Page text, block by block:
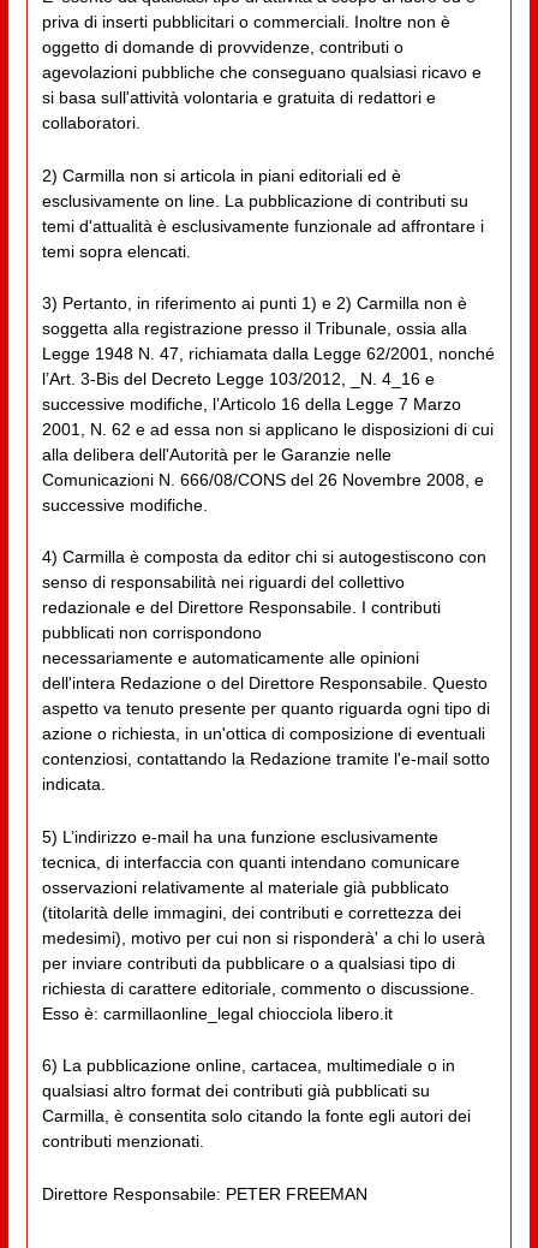
priva di inserti pubblicitari o commerciali. Inoltre non è
oggetto di domande di provvidenze, contributi o
agevolazioni pubbliche che conseguano qualsiasi ricavo e
si basa sull'attività volontaria e gratuita di redattori e
collaboratori.
2) Carmilla non si articola in piani editoriali ed è
esclusivamente on line. La pubblicazione di contributi su
temi d'attualità è esclusivamente funzionale ad affrontare i
temi sopra elencati.
3) Pertanto, in riferimento ai punti 1) e 2) Carmilla non è
soggetta alla registrazione presso il Tribunale, ossia alla
Legge 1948 N. 47, richiamata dalla Legge 62/2001, nonché
l’Art. 3-Bis del Decreto Legge 103/2012, _N. 4_16 e
successive modifiche, l’Articolo 16 della Legge 7 Marzo
2001, N. 62 e ad essa non si applicano le disposizioni di cui
alla delibera dell'Autorità per le Garanzie nelle
Comunicazioni N. 666/08/CONS del 26 Novembre 2008, e
successive modifiche.
4) Carmilla è composta da editor chi si autogestiscono con
senso di responsabilità nei riguardi del collettivo
redazionale e del Direttore Responsabile. I contributi
pubblicati non corrispondono
necessariamente e automaticamente alle opinioni
dell'intera Redazione o del Direttore Responsabile. Questo
aspetto va tenuto presente per quanto riguarda ogni tipo di
azione o richiesta, in un'ottica di composizione di eventuali
contenziosi, contattando la Redazione tramite l'e-mail sotto
indicata.
5) L’indirizzo e-mail ha una funzione esclusivamente
tecnica, di interfaccia con quanti intendano comunicare
osservazioni relativamente al materiale già pubblicato
(titolarità delle immagini, dei contributi e correttezza dei
medesimi), motivo per cui non si risponderà' a chi lo userà
per inviare contributi da pubblicare o a qualsiasi tipo di
richiesta di carattere editoriale, commento o discussione.
Esso è: carmillaonline_legal chiocciola libero.it
6) La pubblicazione online, cartacea, multimediale o in
qualsiasi altro format dei contributi già pubblicati su
Carmilla, è consentita solo citando la fonte egli autori dei
contributi menzionati.
Direttore Responsabile: PETER FREEMAN